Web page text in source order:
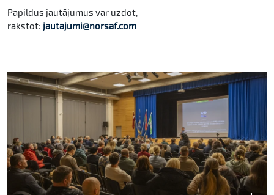
Papildus jautājumus var uzdot,
rakstot: jautajumi@norsaf.com